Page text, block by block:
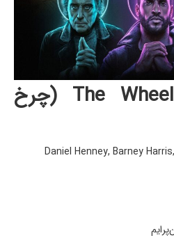
۱۱. The Wheel of Time (چرخ